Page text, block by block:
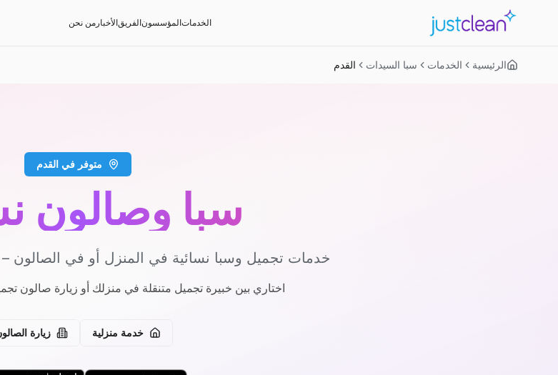
الخدماتالمؤسسونالفريقالأخبار من نحن
الرئيسية الخدمات سبا السيدات القدم
متوفر في القدم
سبا وصالون
خدمات تجميل وسبا نسائية في المنزل أو في الصالون
اختاري بين خبيرة تجميل متنقلة في منزلك أو زيارة صالون
خدمة منزلية زيارة